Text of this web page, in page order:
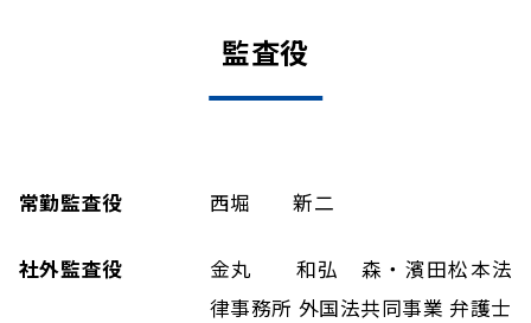
監査役
常勤監査役 西堀 新二
社外監査役
金丸 和弘 森・濱田松本法
律事務所 外国法共同事業 弁護士